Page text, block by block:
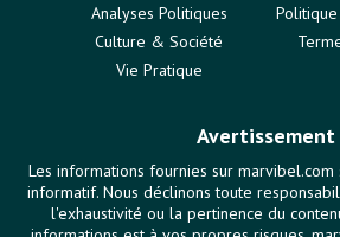
Analyses Politiques
Culture & Société
Vie Pratique
Avertissement
Les informations fournies sur
informatif. Nous déclinons toute
l'exhaustivité ou la pertinence du